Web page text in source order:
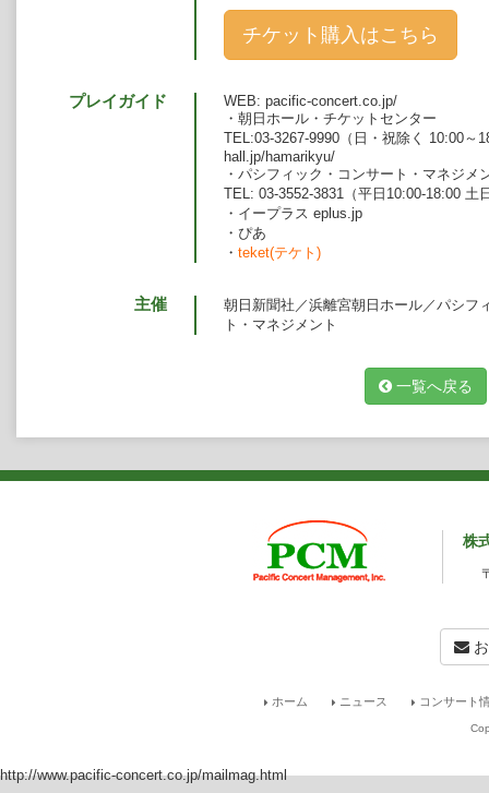
チケット購入はこちら
プレイガイド
WEB: pacific-concert.co.jp/
・朝日ホール・チケットセンター
TEL:03-3267-9990（日・祝除く 10:00～
hall.jp/hamarikyu/
・パシフィック・コンサート・マネジメ
TEL: 03-3552-3831（平日10:00-18:00 土
・イープラス eplus.jp
・ぴあ
・ teket(テケト)
主催
朝日新聞社／浜離宮朝日ホール／パシフ
ト・マネジメント
一覧へ戻る
株
ホーム ニュース コンサート
http://www.pacific-concert.co.jp/mailmag.html